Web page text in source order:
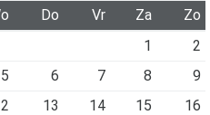
Do Vr Za
Zo
1
2
5 6 7 8
9
13 14 15
16